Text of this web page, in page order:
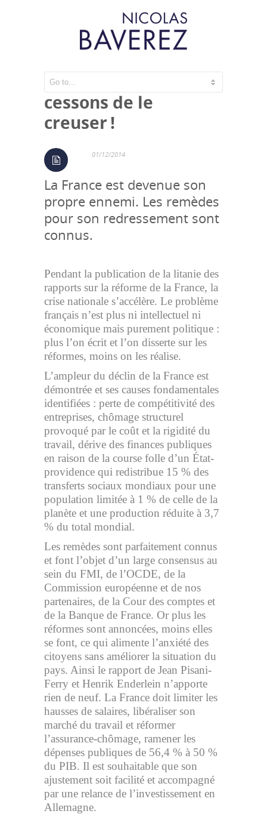
Pour sortir du trou,
cessons de le
creuser !
01/12/2014
La France est devenue son
propre ennemi. Les remèdes
pour son redressement sont
connus.
Pendant la publication de la litanie des
rapports sur la réforme de la France, la
crise nationale s’accélère. Le problème
français n’est plus ni intellectuel ni
économique mais purement politique :
plus l’on écrit et l’on disserte sur les
réformes, moins on les réalise.
L’ampleur du déclin de la France est
démontrée et ses causes fondamentales
identifiées : perte de compétitivité des
entreprises, chômage structurel
provoqué par le coût et la rigidité du
travail, dérive des finances publiques
en raison de la course folle d’un État-
providence qui redistribue 15 % des
transferts sociaux mondiaux pour une
population limitée à 1 % de celle de la
planète et une production réduite à 3,7
% du total mondial.
Les remèdes sont parfaitement connus
et font l’objet d’un large consensus au
sein du FMI, de l’OCDE, de la
Commission européenne et de nos
partenaires, de la Cour des comptes et
de la Banque de France. Or plus les
réformes sont annoncées, moins elles
se font, ce qui alimente l’anxiété des
citoyens sans améliorer la situation du
pays. Ainsi le rapport de Jean Pisani-
Ferry et Henrik Enderlein n’apporte
rien de neuf. La France doit limiter les
hausses de salaires, libéraliser son
marché du travail et réformer
l’assurance-chômage, ramener les
dépenses publiques de 56,4 % à 50 %
du PIB. Il est souhaitable que son
ajustement soit facilité et accompagné
par une relance de l’investissement en
Allemagne.